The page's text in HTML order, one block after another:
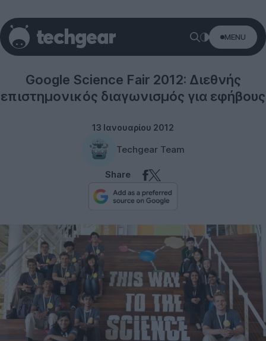
MENU
Google Science Fair 2012: Διεθνής
επιστημονικός διαγωνισμός για εφήβους
13 Ιανουαρίου 2012
Techgear Team
Share